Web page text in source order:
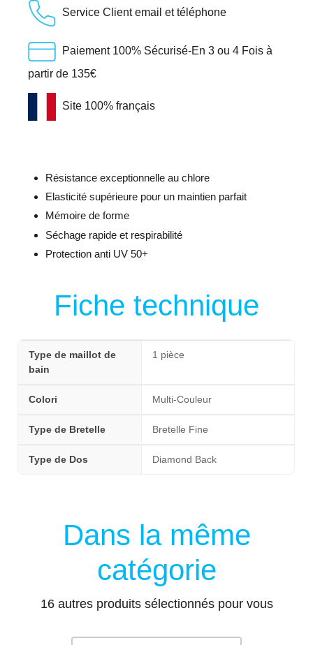
Service Client email et téléphone
Paiement 100% Sécurisé-En 3 ou 4 Fois à
partir de 135€
Site 100% français
Résistance exceptionnelle au chlore
Elasticité supérieure pour un maintien parfait
Mémoire de forme
Séchage rapide et respirabilité
Protection anti UV 50+
Fiche technique
Type de maillot de
bain
1 pièce
Colori Multi-Couleur
Type de Bretelle Bretelle Fine
Type de Dos Diamond Back
Dans la même
catégorie
16 autres produits sélectionnés pour vous